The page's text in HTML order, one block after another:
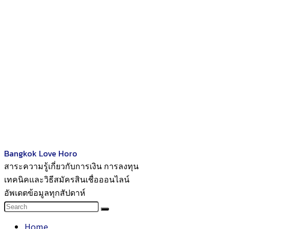
Bangkok Love Horo
สาระความรู้เกี่ยวกับการเงิน การลงทุน
เทคนิคและวิธีสมัครสินเชื่อออนไลน์
อัพเดตข้อมูลทุกสัปดาห์
Home